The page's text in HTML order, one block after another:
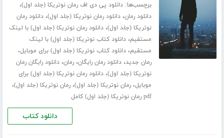
برچسب‌ها:دانلود پی دی اف رمان نوتریکا (جلد اول)،
دانلود رمان،دانلود رمان نوتریکا (جلد اول)،دانلود رمان
نوتریکا (جلد اول)،دانلود رمان نوتریکا (جلد اول) با لینک
مستقیم،دانلود کتاب نوتریکا (جلد اول) با لینک
مستقیم،دانلود کتاب نوتریکا (جلد اول) برای موبایل،
رمان جدید،دانلود رمان رایگان،رمان،دانلود رایگان رمان
نوتریکا (جلد اول)،دانلود رمان نوتریکا (جلد اول) برای
موبایل،رمان نوتریکا (جلد اول)،رمان نوتریکا (جلد اول)،
pdf رمان نوتریکا (جلد اول) کامل
دانلود کتاب